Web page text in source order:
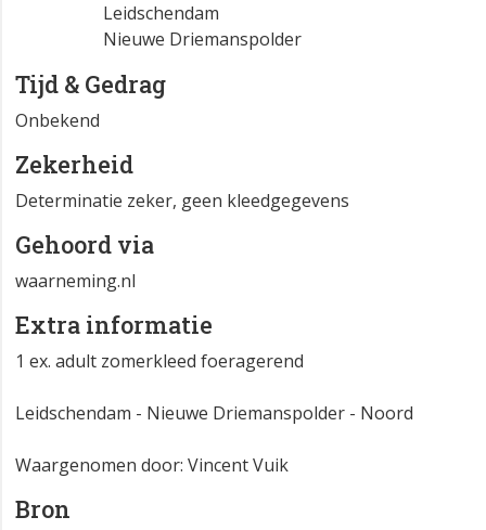
Leidschendam
Nieuwe Driemanspolder
Tijd & Gedrag
Onbekend
Zekerheid
Determinatie zeker, geen kleedgegevens
Gehoord via
waarneming.nl
Extra informatie
1 ex. adult zomerkleed foeragerend
Leidschendam - Nieuwe Driemanspolder - Noord
Waargenomen door: Vincent Vuik
Bron